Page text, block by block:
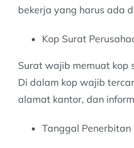
bekerja yang harus ada
Kop Surat
Surat wajib memuat kop
Di dalam kop wajib
alamat kantor, dan
Tanggal Penerbitan